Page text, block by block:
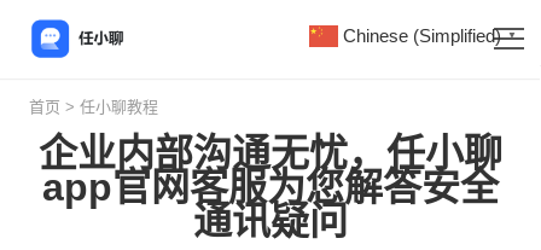
首页 > 任小聊教程
企业内部沟通无忧，任小聊
app官网客服为您解答安全
通讯疑问
Chinese (Simplified) ▼